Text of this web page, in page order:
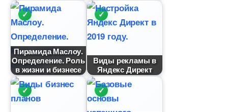
Пирамида Маслоу.
Определение. Роль
жизни и бизнесе
иды рекламы
Яндекс Директ